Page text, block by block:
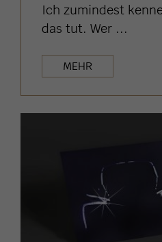
Ich zumindest
das tut. Wer ...
MEHR